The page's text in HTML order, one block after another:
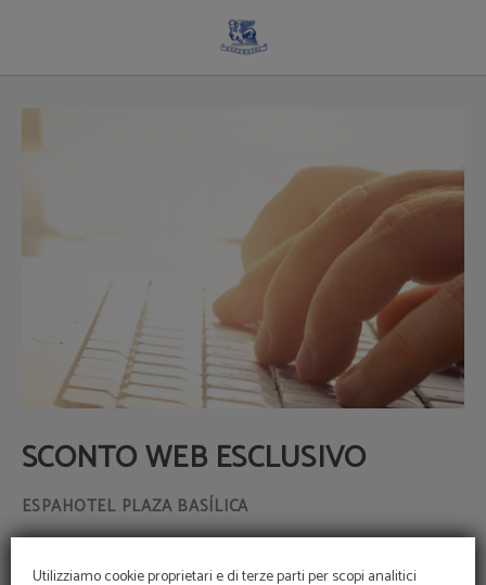
Utilizziamo cookie proprietari e di terze parti per scopi analitici
SCONTO WEB ESCLUSIVO
Prenota attraverso il nostro sito e ottieni uno sconto
davvero speciale.